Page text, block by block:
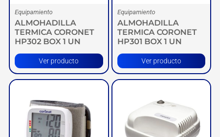
Equipamiento
ALMOHADILLA
TERMICA CORONET
HP302 BOX 1 UN
Ver producto
Equipamiento
ALMOHADILLA
TERMICA CORONET
HP301 BOX 1 UN
Ver producto